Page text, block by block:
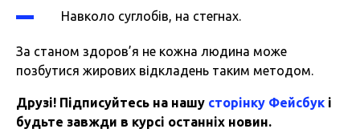
Навколо суглобів, на стегнах.
За станом здоров’я не кожна людина може
позбутися жирових відкладень таким методом.
Друзі! Підписуйтесь на нашу сторінку Фейсбук і
будьте завжди в курсі останніх новин.